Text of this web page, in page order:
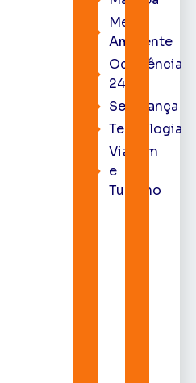
Meio
Ambiente
Ocorrência
24h
Segurança
Tecnologia
Viagem
e
Turismo